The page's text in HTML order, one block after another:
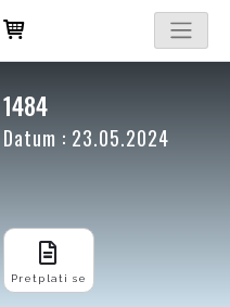
1484
Datum : 23.05.2024
Pretplati se